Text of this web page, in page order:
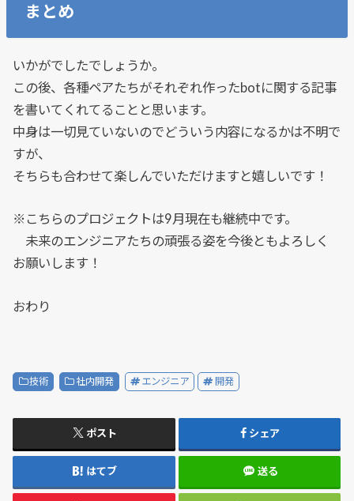
まとめ
いかがでしたでしょうか。
この後、各種ペアたちがそれぞれ作ったbotに関する記事
を書いてくれてることと思います。
中身は一切見ていないのでどういう内容になるかは不明で
すが、
そちらも合わせて楽しんでいただけますと嬉しいです！
※こちらのプロジェクトは9月現在も継続中です。
未来のエンジニアたちの頑張る姿を今後ともよろしく
お願いします！
おわり
技術 社内開発 エンジニア 開発
ポスト シェア
はてブ 送る